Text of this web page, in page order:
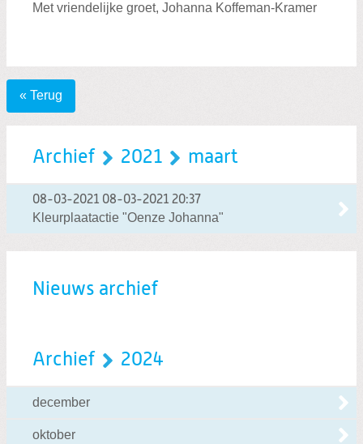
Met vriendelijke groet, Johanna Koffeman-Kramer
« Terug
Archief 2021 maart
08-03-2021 08-03-2021 20:37
Kleurplaatactie "Oenze Johanna"
Nieuws archief
Archief 2024
december
oktober